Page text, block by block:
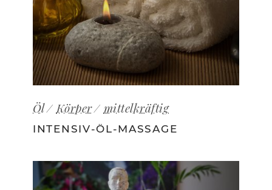
Öl Körper mittelkräftig
INTENSIV-ÖL-MASSAGE